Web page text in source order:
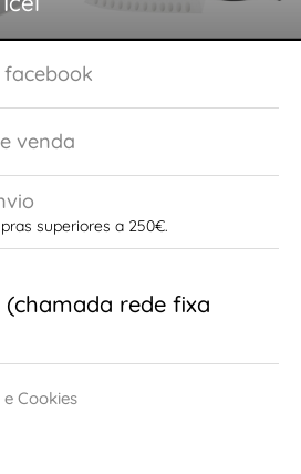
venda
superiores a 250€.
(chamada rede fixa
Cookies